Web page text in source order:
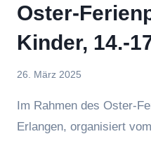
Oster-
Kinder, 14.-
Von
Raufer
26. März 2025
Im Rahmen des Oster-
Erlangen, organisiert